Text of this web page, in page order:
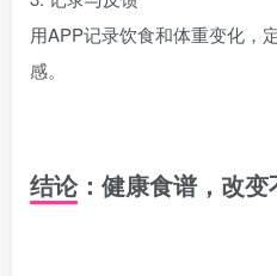
用APP记录饮食和体重变化，
感。
结论：健康食谱，改